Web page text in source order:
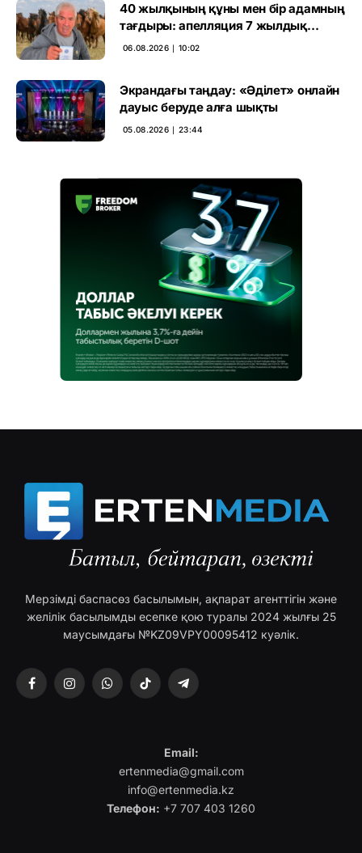
40 жылқының құны мен бір адамның
тағдыры: апелляция 7 жылдық
үкімді бұзды
06.08.2026 ∣ 10:02
Экрандағы таңдау: «Әділет» онлайн
дауыс беруде алға шықты
05.08.2026 ∣ 23:44
Мерзімді баспасөз басылымын, ақпарат агенттігін және
желілік басылымды есепке қою туралы 2024 жылғы 25
маусымдағы №KZ09VPY00095412 куәлік.
FacebookInstagramWhatsAppTikTok Telegram
Email:
ertenmedia@gmail.com
info@ertenmedia.kz
Телефон: +7 707 403 1260